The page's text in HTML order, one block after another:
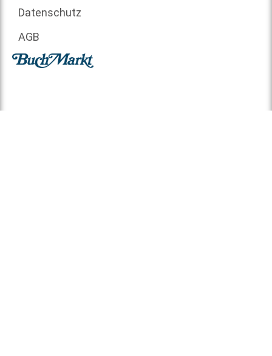
Datenschutz
AGB